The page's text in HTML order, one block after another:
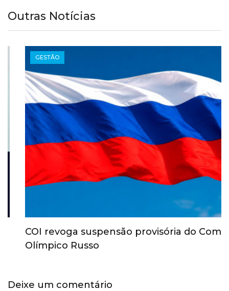
Outras Notícias
GESTÃO
COI revoga suspensão provisória do Comitê
Olímpico Russo
Deixe um comentário